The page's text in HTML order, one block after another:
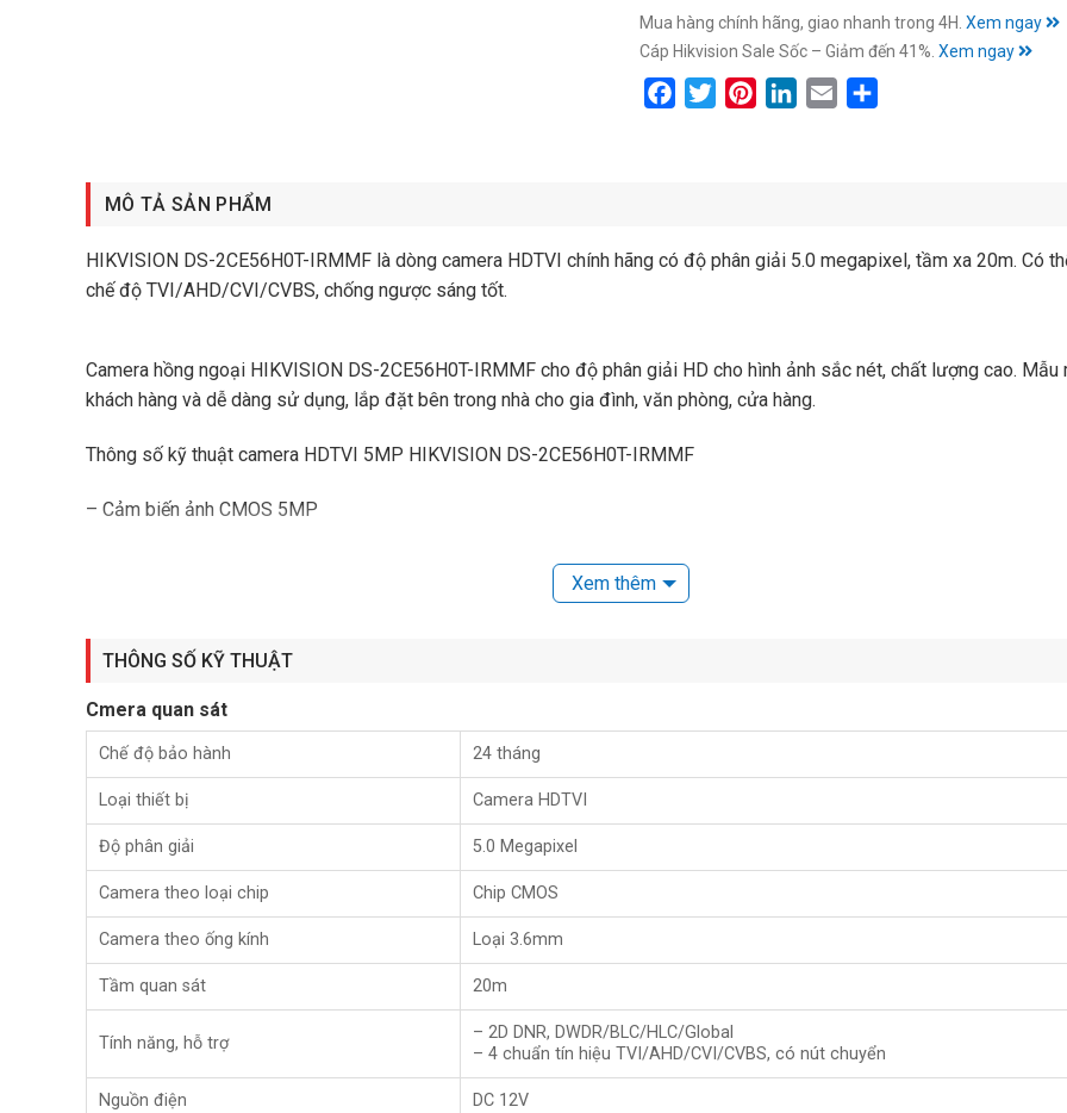
Mua hàng chính hãng, giao nhanh trong 4H. Xem ngay
Cáp Hikvision Sale Sốc – Giảm đến 41%. Xem ngay
FacebookTwitterPinterestLinkedIn
Email
MÔ TẢ SẢN PHẨM
HIKVISION DS-2CE56H0T-IRMMF là dòng camera HDTVI chính hãng có độ phân giải 5.0 megapixel, tầm xa 20m. Có
chế độ TVI/AHD/CVI/CVBS, chống ngược sáng tốt.
Camera hồng ngoại HIKVISION DS-2CE56H0T-IRMMF cho độ phân giải HD cho hình ảnh sắc nét, chất lượng cao. Mẫu
khách hàng và dễ dàng sử dụng, lắp đặt bên trong nhà cho gia đình, văn phòng, cửa hàng.
Thông số kỹ thuật camera HDTVI 5MP HIKVISION DS-2CE56H0T-IRMMF
– Cảm biến ảnh CMOS 5MP
– Ống kính 2.8/3.6/6mm
– Tầm xa hồng ngoại 20m
– 2D DNR, DWDR/BLC/HLC/Global
– 4 chuẩn tín hiệu TVI/AHD/CVI/CVBS, có nút chuyển
– Nguồn 12 VDC
– Xuất xứ: Trung Quốc.
– Bảo hành: 24 tháng.
Đặt mua Online ngay sản phẩm HIKVISION DS-2CE56H0T-IRMMF mới nhất, quý khách hàng vui lòng liên hệ HOTLINE
để được hỗ trợ tốt nhất.
Xem thêm
THÔNG SỐ KỸ THUẬT
Cmera quan sát
Chế độ bảo hành 24 tháng
Loại thiết bị Camera HDTVI
Độ phân giải 5.0 Megapixel
Camera theo loại chip Chip CMOS
Camera theo ống kính Loại 3.6mm
Tầm quan sát 20m
Tính năng, hỗ trợ
– 2D DNR, DWDR/BLC/HLC/Global
– 4 chuẩn tín hiệu TVI/AHD/CVI/CVBS, có nút chuyển
Nguồn điện DC 12V